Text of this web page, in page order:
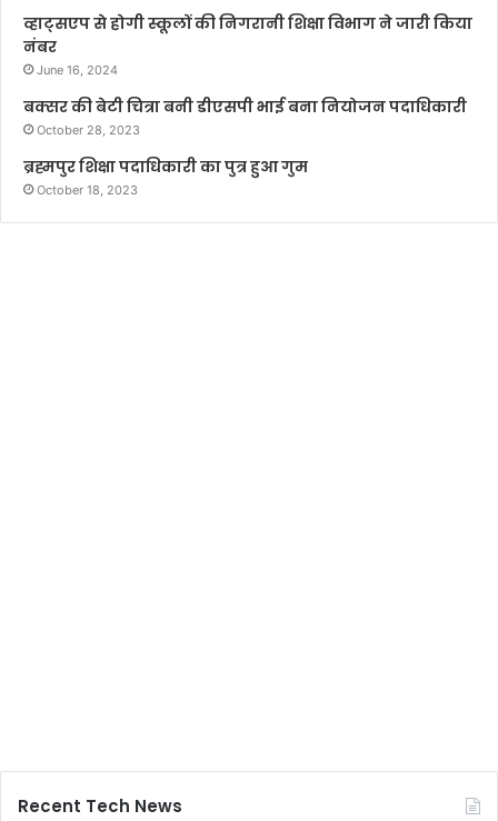
व्हाट्सएप से होगी स्कूलों की निगरानी शिक्षा विभाग ने जारी किया
नंबर
June 16, 2024
बक्सर की बेटी चित्रा बनी डीएसपी भाई बना नियोजन पदाधिकारी
October 28, 2023
ब्रह्मपुर शिक्षा पदाधिकारी का पुत्र हुआ गुम
October 18, 2023
Recent Tech News